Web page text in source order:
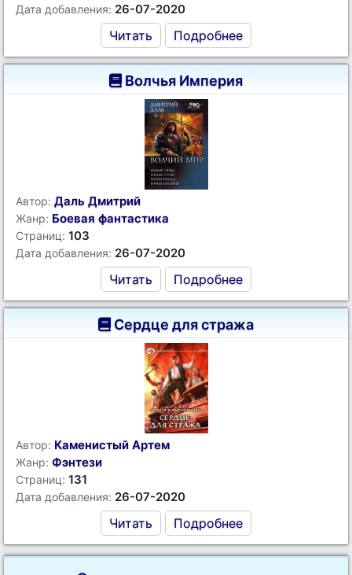
Дата добавления: 26-07-2020
Читать Подробнее
Волчья Империя
Автор: Даль Дмитрий
Жанр: Боевая фантастика
Страниц: 103
Дата добавления: 26-07-2020
Читать Подробнее
Сердце для стража
Автор: Каменистый Артем
Жанр: Фэнтези
Страниц: 131
Дата добавления: 26-07-2020
Читать Подробнее